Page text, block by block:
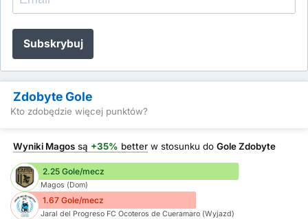
Subskrybuj
Zdobyte Gole
Kto zdobędzie więcej punktów?
Wyniki Magos są +35% better w stosunku do Gole Zdobyte
2.25 Gole/mecz
Magos (Dom)
1.67 Gole/mecz
Jaral del Progreso FC Ocoteros de Cueramaro (Wyjazd)